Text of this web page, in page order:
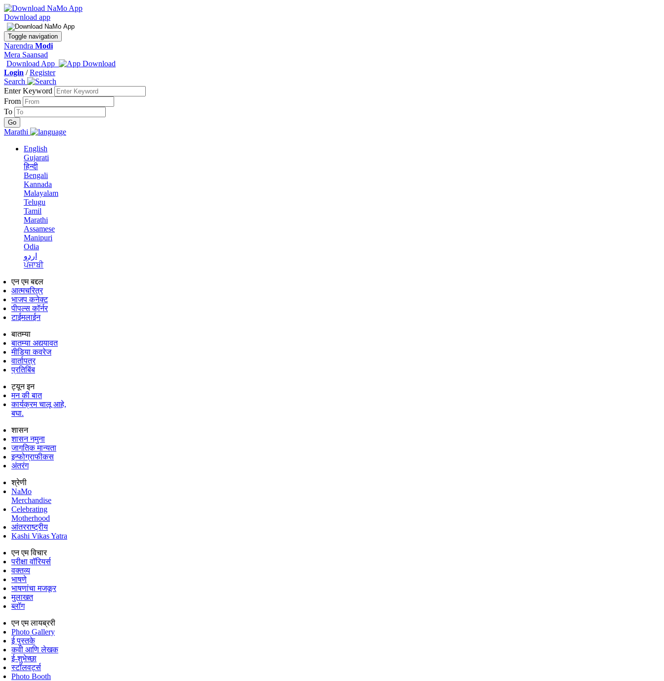
Download app
Toggle navigation
Narendra Modi
Mera Saansad
Download App
Login /Register
Search
Enter Keyword
From
To
Marathi
English
Gujarati
हिन्दी
Bengali
Kannada
Malayalam
Telugu
Tamil
Marathi
Assamese
Manipuri
Odia
اردو
ਪੰਜਾਬੀ
एन एम बद्दल
आत्मचरित्र
भाजप कनेक्ट
पीपल्स कॉर्नर
टाईमलाईन
बातम्या
बातम्या अद्ययावत
मीडिया कवरेज
वार्तापत्र
प्रतिबिंब
ट्यून इन
मन की बात
कार्यक्रम चालू आहे,
बघा.
शासन
शासन नमुना
जागतिक मान्यता
इन्फोग्राफीकस
अंतरंग
श्रेणी
NaMo
Merchandise
Celebrating
Motherhood
आंतरराष्ट्रीय
Kashi Vikas Yatra
एन एम विचार
परीक्षा वॉरियर्स
वक्तव्य
भाषणे
भाषणांचा मजकूर
मुलाखत
ब्लॉग
एन एम लायब्ररी
Photo Gallery
ई पुस्तके
कवी आणि लेखक
ई-शुभेच्छा
स्टॉलवर्ट्स
Photo Booth